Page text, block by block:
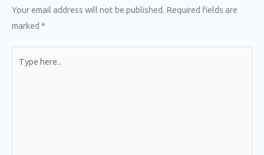
Your email address will not be published. Required fields are
marked *
here..